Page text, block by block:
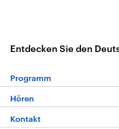
Entdecken Sie den
Programm
Programm
Hören
Livestream
Kontakt